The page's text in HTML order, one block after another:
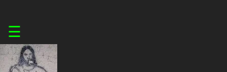
content
☰